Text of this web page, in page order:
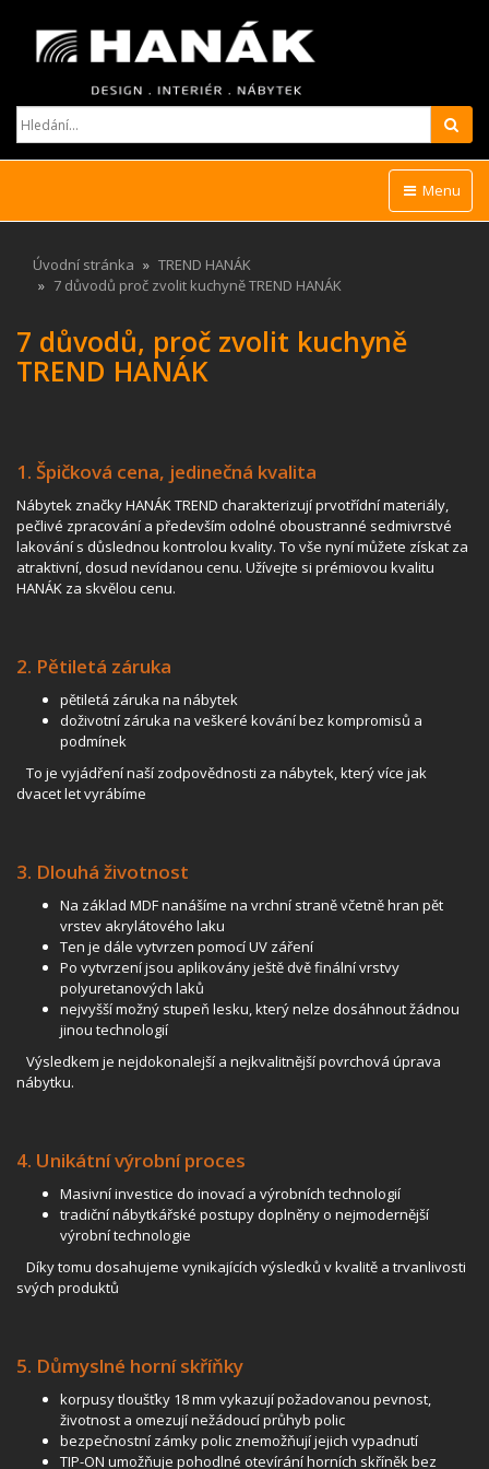
Menu
Úvodní stránka
TREND HANÁK
7 důvodů proč zvolit kuchyně TREND HANÁK
7 důvodů, proč zvolit kuchyně
TREND HANÁK
1. Špičková cena, jedinečná kvalita
Nábytek značky HANÁK TREND charakterizují prvotřídní materiály,
pečlivé zpracování a především odolné oboustranné sedmivrstvé
lakování s důslednou kontrolou kvality. To vše nyní můžete získat za
atraktivní, dosud nevídanou cenu. Užívejte si prémiovou kvalitu
HANÁK za skvělou cenu.
2. Pětiletá záruka
pětiletá záruka na nábytek
doživotní záruka na veškeré kování bez kompromisů a
podmínek
To je vyjádření naší zodpovědnosti za nábytek, který více jak
dvacet let vyrábíme
3. Dlouhá životnost
Na základ MDF nanášíme na vrchní straně včetně hran pět
vrstev akrylátového laku
Ten je dále vytvrzen pomocí UV záření
Po vytvrzení jsou aplikovány ještě dvě finální vrstvy
polyuretanových laků
nejvyšší možný stupeň lesku, který nelze dosáhnout žádnou
jinou technologií
Výsledkem je nejdokonalejší a nejkvalitnější povrchová úprava
nábytku.
4. Unikátní výrobní proces
Masivní investice do inovací a výrobních technologií
tradiční nábytkářské postupy doplněny o nejmodernější
výrobní technologie
Díky tomu dosahujeme vynikajících výsledků v kvalitě a trvanlivosti
svých produktů
5. Důmyslné horní skříňky
korpusy tloušťky 18 mm vykazují požadovanou pevnost,
životnost a omezují nežádoucí průhyb polic
bezpečnostní zámky polic znemožňují jejich vypadnutí
TIP-ON umožňuje pohodlné otevírání horních skříněk bez